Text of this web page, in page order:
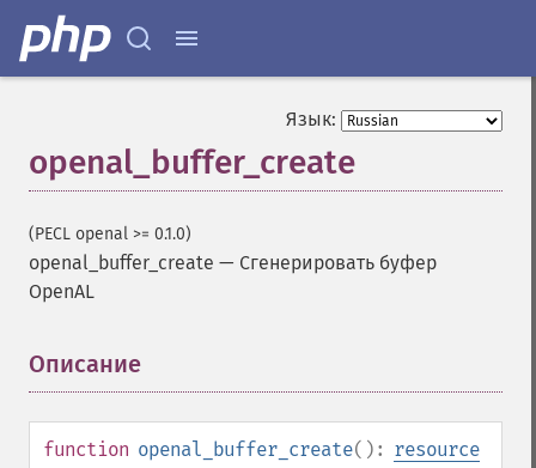
Язык:
openal_buffer_create
(PECL openal >= 0.1.0)
openal_buffer_create — Сгенерировать буфер
OpenAL
Описание
function openal_buffer_create(): resource